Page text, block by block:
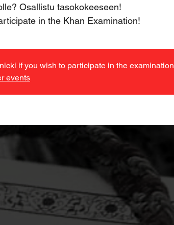
Osallistu tasokokeeseen!
in the Khan Examination!
if you wish to participate in the examination
events